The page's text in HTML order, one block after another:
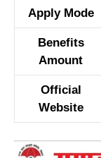
Apply Mode
Benefits
Amount
Official
Website